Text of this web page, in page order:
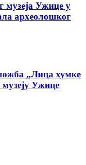
музеја Ужице у
археолошког
„Лица хумке
Ужице